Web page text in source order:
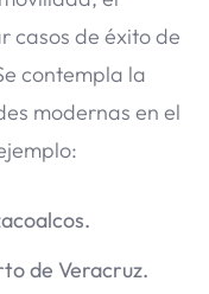
casos de éxito de
contempla la
modernas en el
de Veracruz.